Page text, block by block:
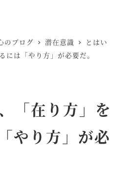
のブログ 潜在意識
とはい
には「やり方」が必要だ。
「在り方」を
やり方」が必